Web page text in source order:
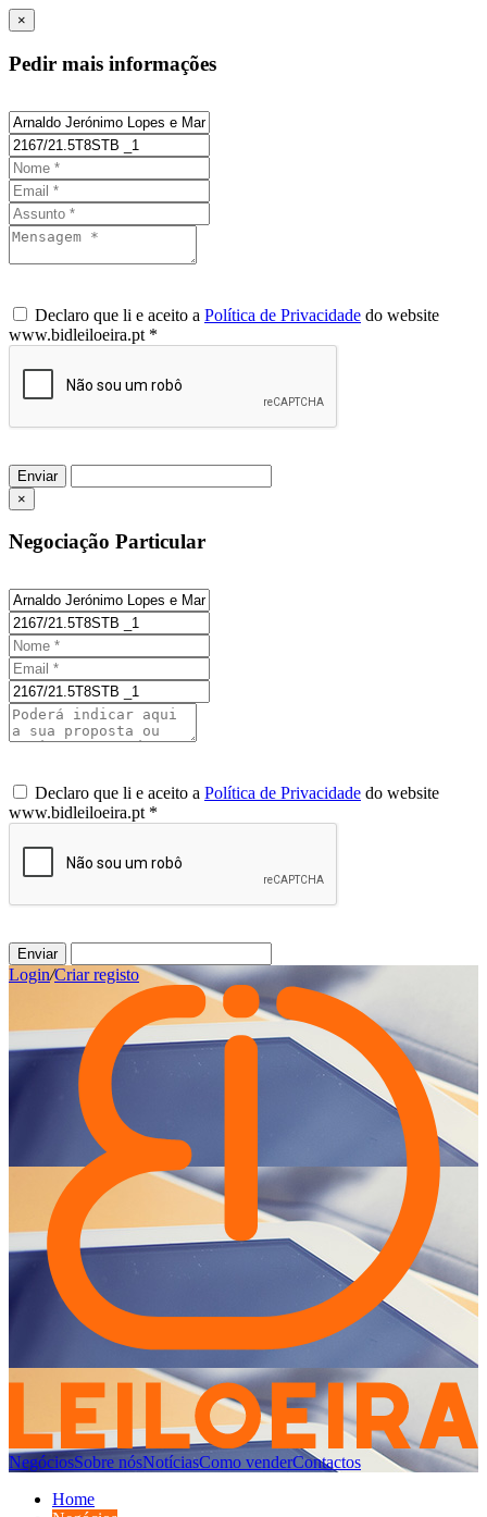
×
Pedir mais informações
Declaro que li e aceito a Política de Privacidade do website
www.bidleiloeira.pt *
Enviar
×
Negociação Particular
Declaro que li e aceito a Política de Privacidade do website
www.bidleiloeira.pt *
Enviar
Login/Criar registo
NegóciosSobre nósNotíciasComo venderContactos
Home